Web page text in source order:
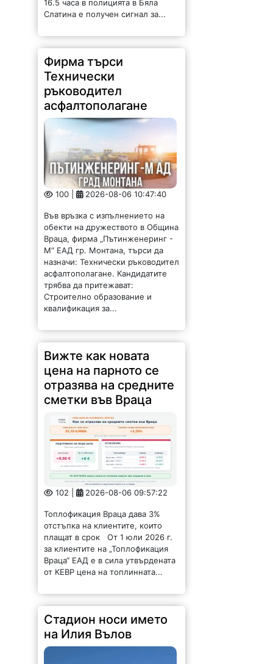
Слатина е получен сигнал за...
Фирма търси
Технически
ръководител
асфалтополагане
100 | 2026-08-06 10:47:40
обекти на дружеството в Община
Враца, фирма „Пътинженеринг -
М“ ЕАД гр. Монтана, търси да
назначи: Технически ръководител
асфалтополагане. Кандидатите
трябва да притежават:
Строително образование и
квалификация за...
Вижте как новата
цена на парното се
отразява на средните
сметки във Враца
102 | 2026-08-06 09:57:22
отстъпка на клиентите, които
плащат в срок От 1 юли 2026 г.
за клиентите на „Топлофикация
Враца“ ЕАД е в сила утвърдената
от КЕВР цена на топлинната...
Стадион носи името
на Илия Вълов